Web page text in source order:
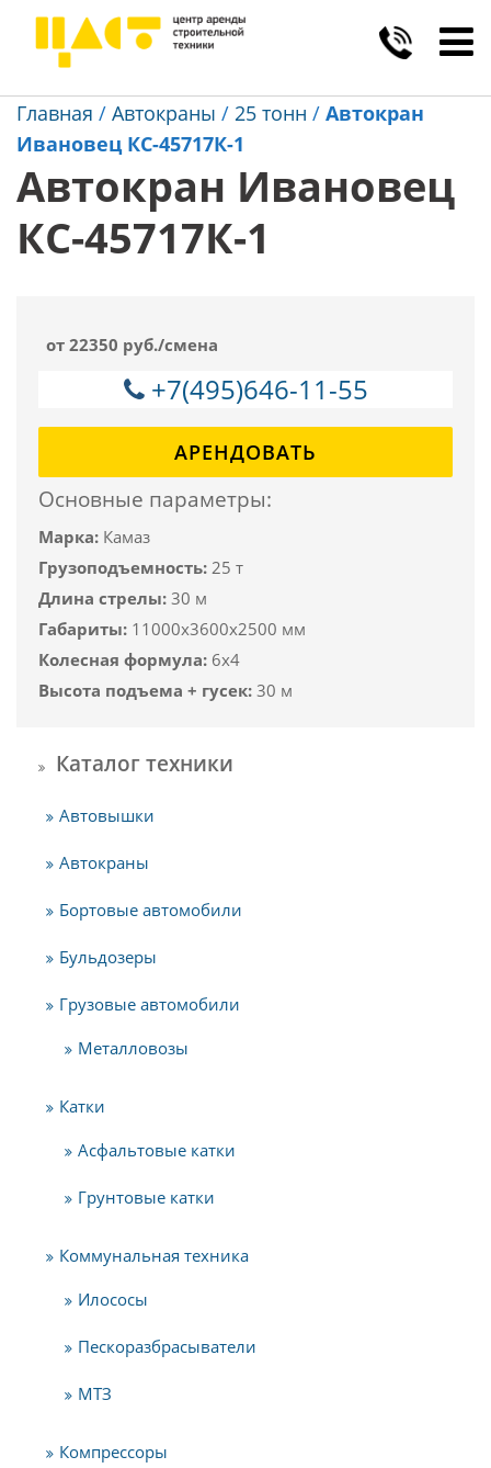
Главная / Автокраны / 25 тонн / Автокран
Ивановец КС-45717К-1
Автокран Ивановец
КС-45717К-1
от 22350 руб./смена
+7(495)646-11-55
АРЕНДОВАТЬ
Основные параметры:
Марка: Камаз
Грузоподъемность: 25 т
Длина стрелы: 30 м
Габариты: 11000x3600x2500 мм
Колесная формула: 6x4
Высота подъема + гусек: 30 м
Каталог техники
Автовышки
Автокраны
Бортовые автомобили
Бульдозеры
Грузовые автомобили
Металловозы
Катки
Асфальтовые катки
Грунтовые катки
Коммунальная техника
Илососы
Пескоразбрасыватели
МТЗ
Компрессоры